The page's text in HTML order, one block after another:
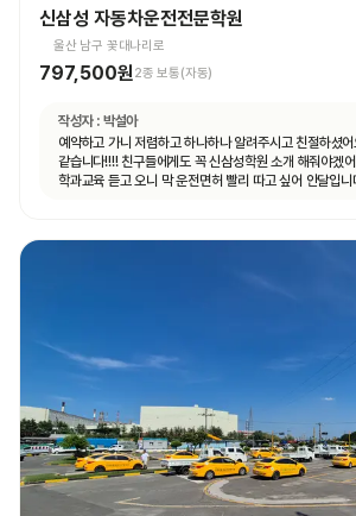
신삼성 자동차운전전문학원
울산 남구 꽃대나리로
797,500원 2종 보통(자동)
작성자 : 박설아
예약하고 가니 저렴하고 하나하나 알려주시고 친절하셨
같습니다!!!! 친구들에게도 꼭 신삼성학원 소개 해줘야겠
학과교육 듣고 오니 막 운전면허 빨리 따고 싶어 안달입니